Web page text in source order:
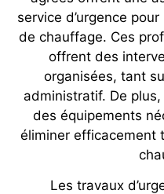
service d’urgence
de chauffage. Ces
offrent des
organisées, tant
administratif. De
des équipements
éliminer efficacement
Les travaux